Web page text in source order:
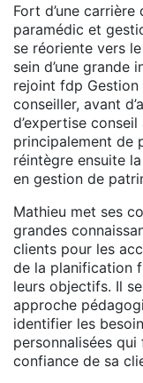
Fort d’une
paramédic et
se réoriente vers
sein d’une grande
rejoint fdp
conseiller, avant
d’expertise
principalement de
réintègre ensuite
en gestion de
Mathieu met ses
grandes
clients pour les
de la planification
leurs objectifs. Il
approche
identifier les
personnalisées
confiance de sa